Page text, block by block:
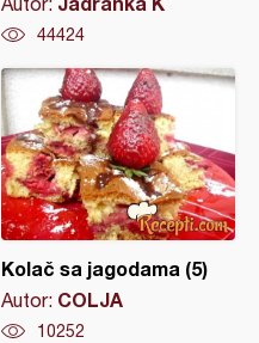
44424
Kolač sa jagodama (5)
Autor: COLJA
10252